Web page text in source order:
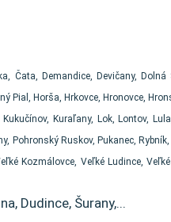
Čata, Demandice, Devičany,
Horša, Hrkovce, Hronovce,
Kuraľany, Lok, Lontov,
Pohronský Ruskov, Pukanec,
Kozmálovce, Veľké Ludince,
Dudince, Šurany,...